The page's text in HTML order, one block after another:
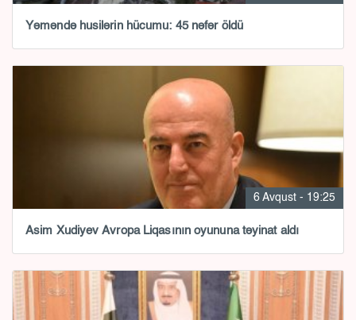
Yəməndə husilərin hücumu: 45 nəfər öldü
6 Avqust - 19:25
Asim Xudiyev Avropa Liqasının oyununa təyinat aldı